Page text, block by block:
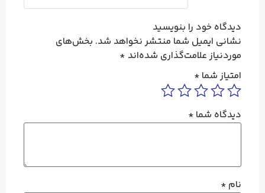
دیدگاه خود را بنویسید
نشانی ایمیل شما منتشر نخواهد شد. بخش‌های
موردنیاز علامت‌گذاری شده‌اند *
امتیاز شما *
دیدگاه شما *
نام *